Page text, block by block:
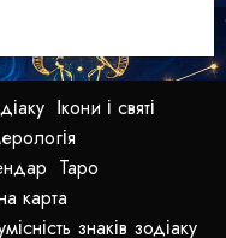
Ікони і святі
Таро
карта
знаків зодіаку